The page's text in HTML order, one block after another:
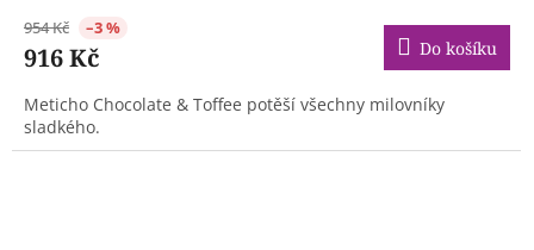
954 Kč –3 %
916 Kč Do košíku
Meticho Chocolate & Toffee potěší všechny milovníky
sladkého.